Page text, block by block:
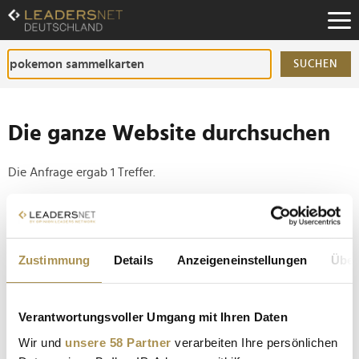
Zustimmung Details Anzeigeneinstellungen
Verantwortungsvoller Umgang mit Ihren Daten
Wir und unsere 58 Partner verarbeiten Ihre persönlichen
Zum
Inhalt
Zur
Fußzeilen-
Navigation
SUCHEN
Die ganze Website durchsuchen
Die Anfrage ergab 1 Treffer.
Tipp
Setzen Sie die gesuchten Wörter zwischen
Anführungszeichen: zb "Vorname Nachname".
McDonald’s in Japan stoppt Pokémon-Aktion nach
Kritik an Lebensmittelverschwendung